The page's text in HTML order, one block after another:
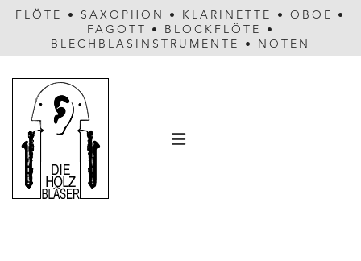
FLÖTE • SAXOPHON • KLARINETTE • OBOE
•
FAGOTT
• BLOCKFLÖTE
•
BLECHBLASINSTRUMENTE
• NOTEN